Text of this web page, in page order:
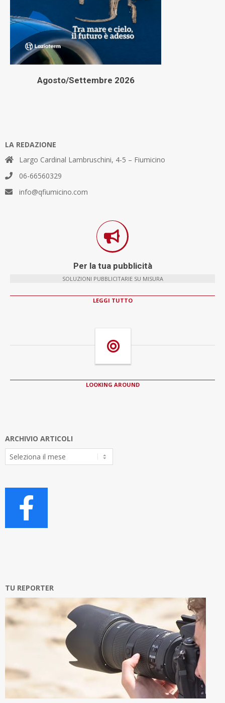
Agosto/Settembre 2026
LA REDAZIONE
Largo Cardinal Lambruschini, 4-5 – Fiumicino
06-66560329
info@qfiumicino.com
Per la tua pubblicità
SOLUZIONI PUBBLICITARIE SU MISURA
LEGGI TUTTO
LOOKING AROUND
ARCHIVIO ARTICOLI
Archivio
Articoli
TU REPORTER